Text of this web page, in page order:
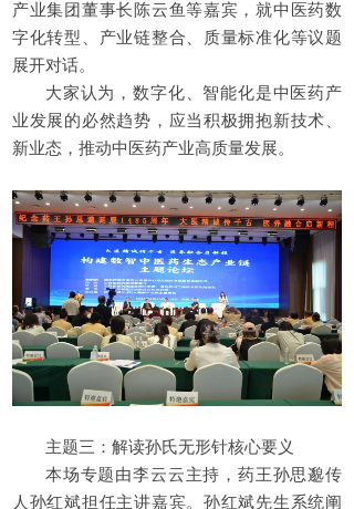
产业集团董事长陈云鱼等嘉宾，就中医药数
字化转型、产业链整合、质量标准化等议题
展开对话。
大家认为，数字化、智能化是中医药产
业发展的必然趋势，应当积极拥抱新技术、
新业态，推动中医药产业高质量发展。
主题三：解读孙氏无形针核心要义
本场专题由李云云主持，药王孙思邈传
人孙红斌担任主讲嘉宾。孙红斌先生系统阐